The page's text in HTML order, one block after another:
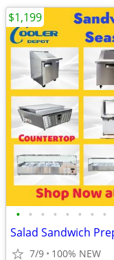
• • • • • • • •
7/9 100% NEW
$1,199